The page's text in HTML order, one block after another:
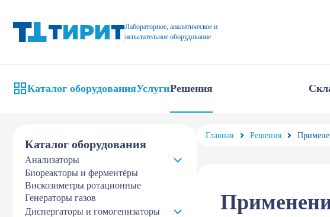
Лабораторное, аналитическое и
испытательное оборудование
Каталог оборудованияУслугиРешения
Каталог оборудования
Анализаторы
Биореакторы и ферментёры
Вискозиметры ротационные
Генераторы газов
Диспергаторы и гомогенизаторы
Главная Решения